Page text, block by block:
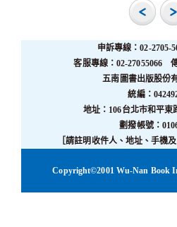
申訴專線：02-2705-
客服專線：02-27055066
五南圖書出版股份
統編：
地址：106台北市和平東
劃撥帳號：
［請註明收件人、地址、手機
Copyright©2001 Wu-Nan Book